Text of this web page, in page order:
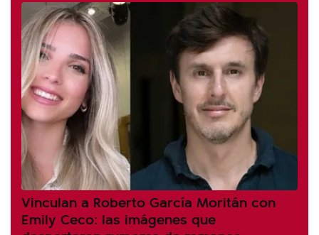
Vinculan a Roberto García Moritán con
Emily Ceco: las imágenes que